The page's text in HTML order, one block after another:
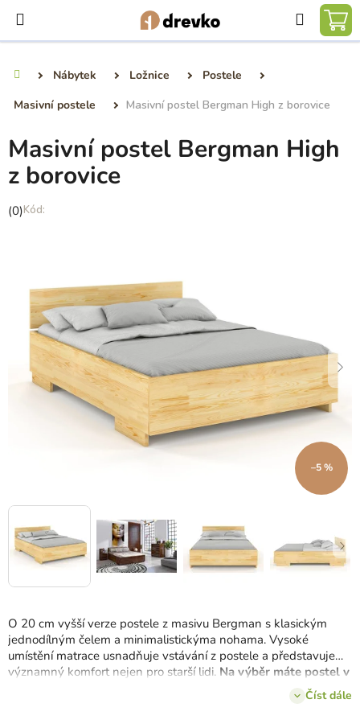
obsah
Hledat
Nábytek Ložnice
Postele
Masivní postele
Masivní postel Bergman High z borovice
O 20 cm vyšší verze postele z masivu Bergman s klasickým
jednodílným čelem a minimalistickýma nohama. Vysoké
umístění matrace usnadňuje vstávání z postele a představuje
významný komfort nejen pro starší lidi. Na výběr máte postel v
Číst dále
Masivní postel Bergman High
z borovice
Průměrné
hvězdiček.
(0)
–5 %